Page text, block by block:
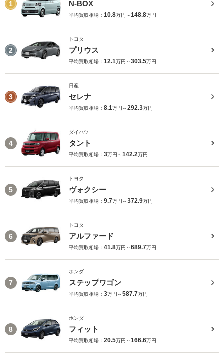
1 N-BOX
平均買取相場： 10.8万円～148.8万円
2
トヨタ
プリウス
平均買取相場： 12.1万円～303.5万円
3
日産
セレナ
平均買取相場： 8.1万円～292.3万円
4
ダイハツ
タント
平均買取相場： 3万円～142.2万円
5
トヨタ
ヴォクシー
平均買取相場： 9.7万円～372.9万円
6
トヨタ
アルファード
平均買取相場： 41.8万円～689.7万円
7
ホンダ
ステップワゴン
平均買取相場： 3万円～587.7万円
8
ホンダ
フィット
平均買取相場： 20.5万円～166.6万円